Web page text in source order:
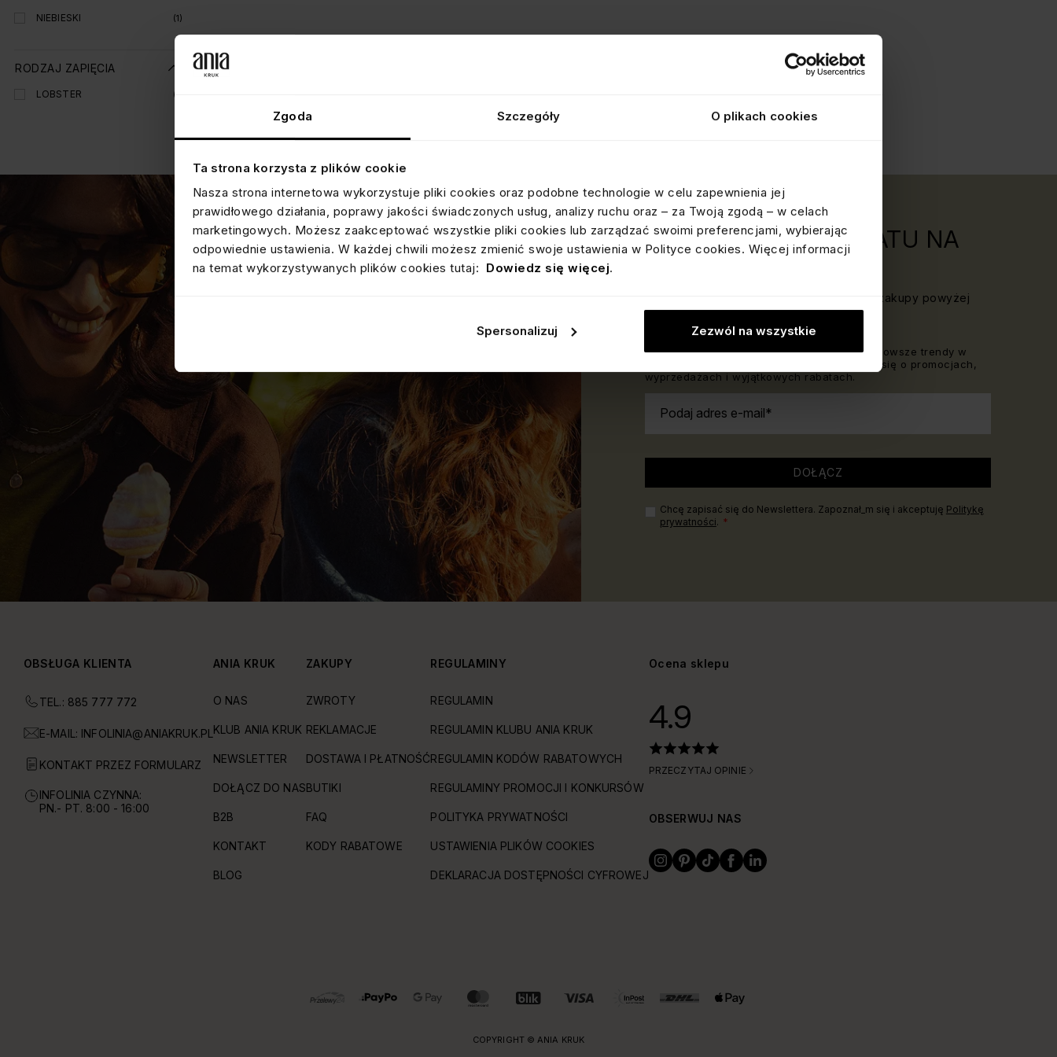
Zgoda Szczegóły O plikach cookies
Ta strona korzysta z plików cookie
Nasza strona internetowa wykorzystuje pliki cookies oraz podobne technologie w celu zapewnienia jej
prawidłowego działania, poprawy jakości świadczonych usług, analizy ruchu oraz – za Twoją zgodą – w celach
marketingowych. Możesz zaakceptować wszystkie pliki cookies lub zarządzać swoimi preferencjami, wybierając
odpowiednie ustawienia. W każdej chwili możesz zmienić swoje ustawienia w Polityce cookies. Więcej informacji
na temat wykorzystywanych plików cookies tutaj: Dowiedz się więcej.
Spersonalizuj Zezwól na wszystkie
NIEBIESKI (1)
RODZAJ ZAPIĘCIA
LOBSTER (1)
ODBIERZ 20 ZŁ RABATU NA
ZAKUPY!
Dołącz do Newslettera i odbierz rabat na zakupy powyżej
200 zł.
Otrzymasz od nas regularne inspiracje i najnowsze trendy w
biżuterii. Będziesz też pierwsz_, któr_ dowie się o promocjach,
wyprzedażach i wyjątkowych rabatach.
Podaj adres e-mail
DOŁĄCZ
Chcę zapisać się do Newslettera. Zapoznał_m się i akceptuję Politykę
prywatności.
OBSŁUGA KLIENTA
TEL.: 885 777 772
E-MAIL: INFOLINIA@ANIAKRUK.PL
KONTAKT PRZEZ FORMULARZ
INFOLINIA CZYNNA:
PN.- PT. 8:00 - 16:00
ANIA KRUK
O NAS
KLUB ANIA KRUK
NEWSLETTER
DOŁĄCZ DO NAS
B2B
KONTAKT
BLOG
ZAKUPY
ZWROTY
REKLAMACJE
DOSTAWA I PŁATNOŚĆ
BUTIKI
FAQ
KODY RABATOWE
REGULAMINY
REGULAMIN
REGULAMIN KLUBU ANIA KRUK
REGULAMIN KODÓW RABATOWYCH
REGULAMINY PROMOCJI I KONKURSÓW
POLITYKA PRYWATNOŚCI
USTAWIENIA PLIKÓW COOKIES
DEKLARACJA DOSTĘPNOŚCI CYFROWEJ
Ocena sklepu
4.9
PRZECZYTAJ OPINIE
OBSERWUJ NAS
COPYRIGHT © ANIA KRUK